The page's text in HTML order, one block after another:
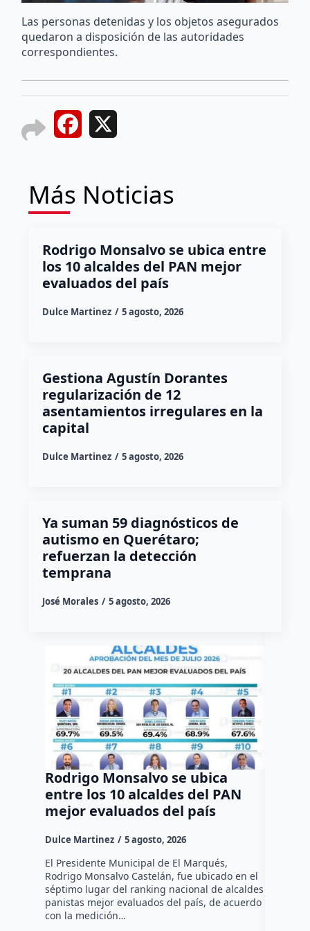
Las personas detenidas y los objetos asegurados
quedaron a disposición de las autoridades
correspondientes.
Facebook
Más Noticias
Rodrigo Monsalvo se ubica entre
los 10 alcaldes del PAN mejor
evaluados del país
Dulce Martinez 5 agosto, 2026
Gestiona Agustín Dorantes
regularización de 12
asentamientos irregulares en la
capital
Dulce Martinez 5 agosto, 2026
Ya suman 59 diagnósticos de
autismo en Querétaro;
refuerzan la detección
temprana
José Morales 5 agosto, 2026
Rodrigo Monsalvo se ubica
entre los 10 alcaldes del PAN
mejor evaluados del país
Dulce Martinez 5 agosto, 2026
El Presidente Municipal de El Marqués,
Rodrigo Monsalvo Castelán, fue ubicado en el
séptimo lugar del ranking nacional de alcaldes
panistas mejor evaluados del país, de acuerdo
con la medición…